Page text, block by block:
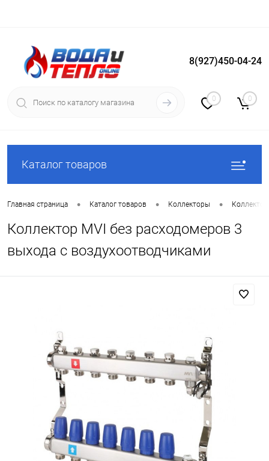
Вход Регистрация
8(927)450-04-24
0 0
Каталог товаров
Главная страница • Каталог товаров • Коллекторы •
Коллектор MVI без расходомеров 3
выхода с воздухоотводчиками